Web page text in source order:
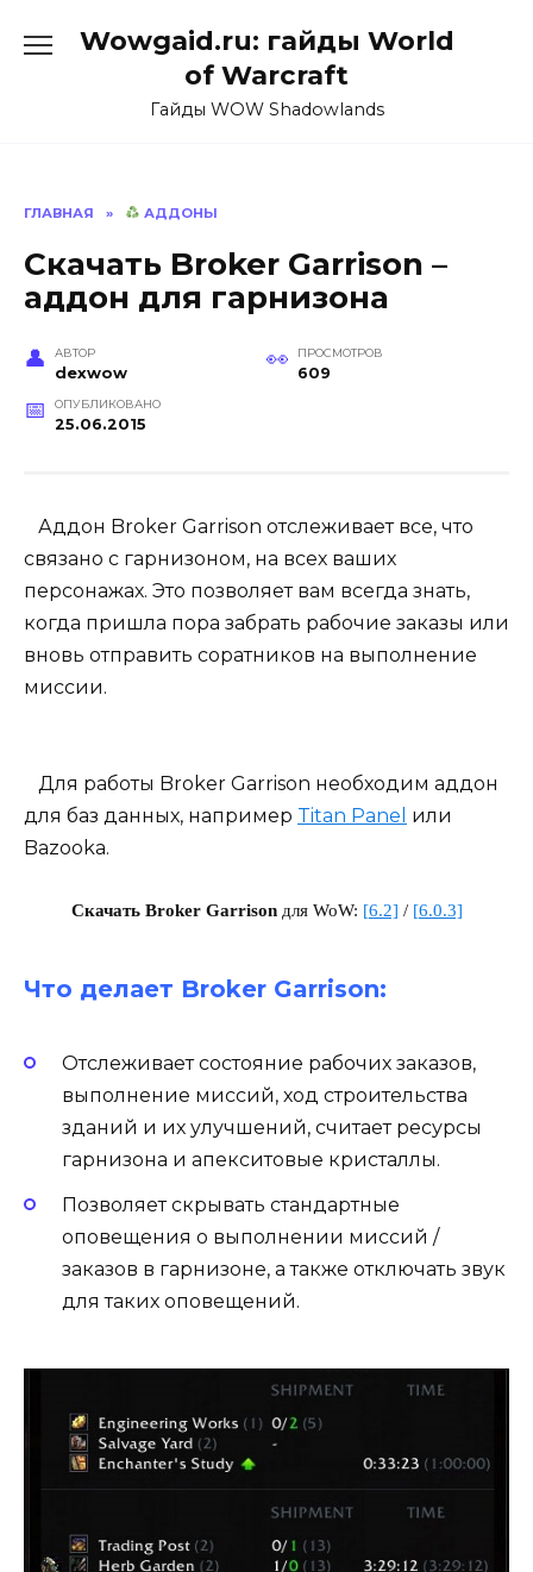
Wowgaid.ru: гайды World
of Warcraft
Гайды WOW Shadowlands
ГЛАВНАЯ » АДДОНЫ
Скачать Broker Garrison –
аддон для гарнизона
АВТОР
dexwow
ПРОСМОТРОВ
609
ОПУБЛИКОВАНО
25.06.2015
Аддон Broker Garrison отслеживает все, что
связано с гарнизоном, на всех ваших
персонажах. Это позволяет вам всегда знать,
когда пришла пора забрать рабочие заказы или
вновь отправить соратников на выполнение
миссии.
Для работы Broker Garrison необходим аддон
для баз данных, например Titan Panel или
Bazooka.
Скачать Broker Garrisonдля WoW: [6.2] / [6.0.3]
Что делает Broker Garrison:
Отслеживает состояние рабочих заказов,
выполнение миссий, ход строительства
зданий и их улучшений, считает ресурсы
гарнизона и апекситовые кристаллы.
Позволяет скрывать стандартные
оповещения о выполнении миссий /
заказов в гарнизоне, а также отключать звук
для таких оповещений.